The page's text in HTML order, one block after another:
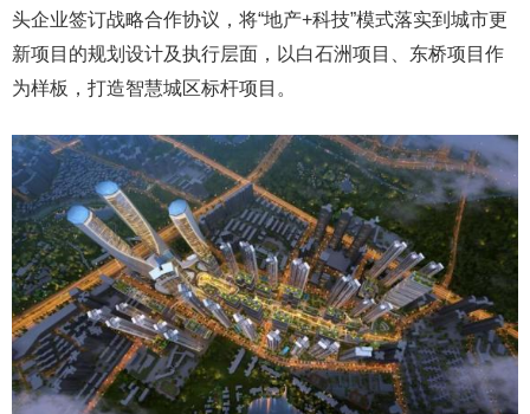
头企业签订战略合作协议，将“地产+科技”模式落实到城市更
新项目的规划设计及执行层面，以白石洲项目、东桥项目作
为样板，打造智慧城区标杆项目。